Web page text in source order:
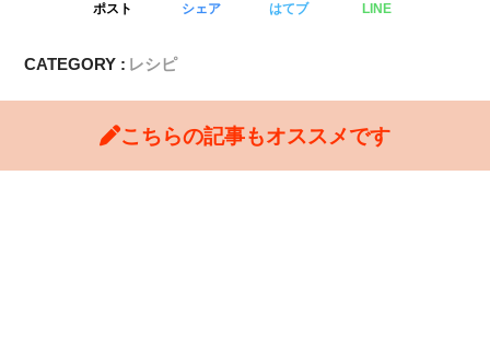
ポスト シェア はてブ LINE
CATEGORY : レシピ
こちらの記事もオススメです